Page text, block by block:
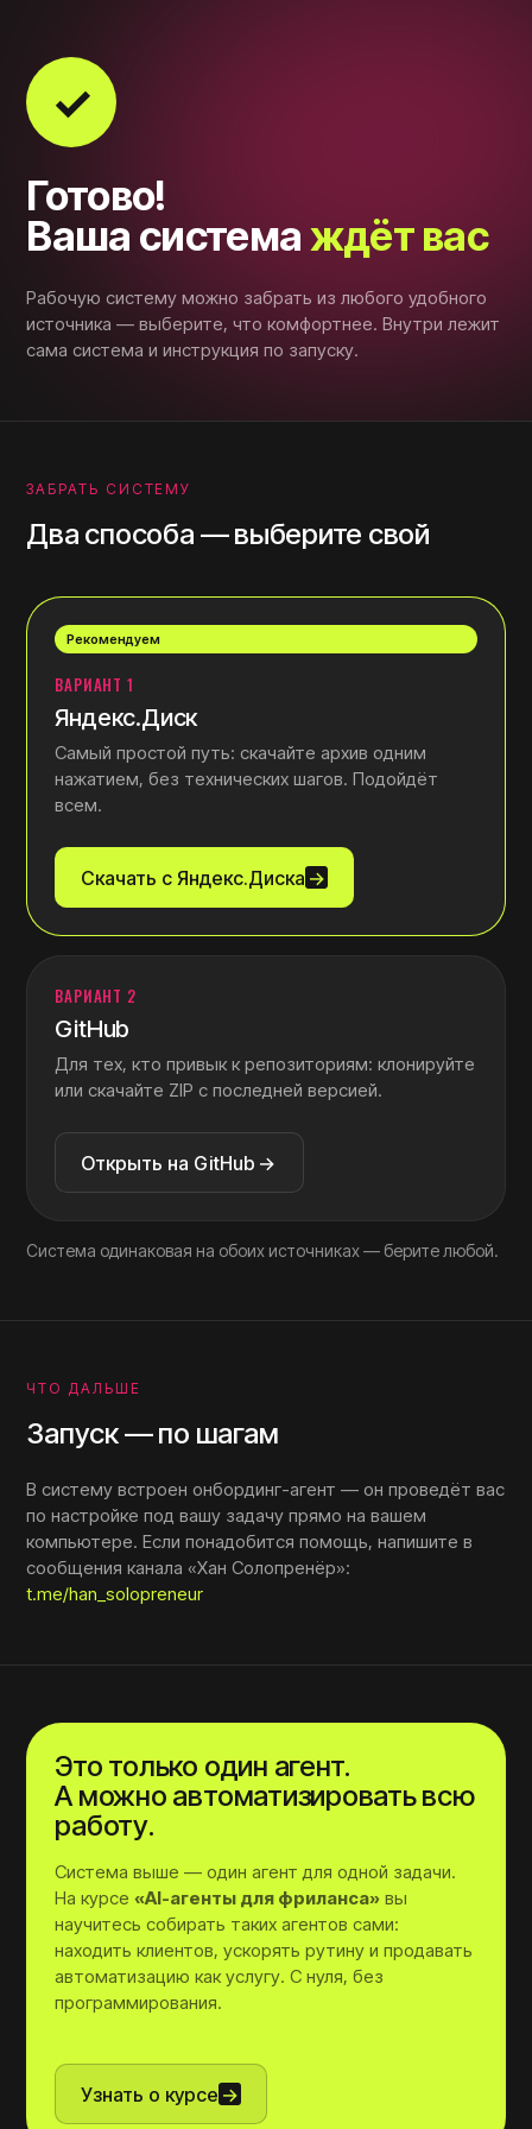
✓
Готово!
Ваша системаждёт вас
Рабочую систему можно забрать из любого удобного
источника — выберите, что комфортнее. Внутри лежит
сама система и инструкция по запуску.
ЗАБРАТЬ СИСТЕМУ
Два способа — выберите свой
Рекомендуем
ВАРИАНТ 1
Яндекс.Диск
Самый простой путь: скачайте архив одним
нажатием, без технических шагов. Подойдёт
всем.
Скачать с Яндекс.Диска →
ВАРИАНТ 2
GitHub
Для тех, кто привык к репозиториям: клонируйте
или скачайте ZIP с последней версией.
Открыть на GitHub →
Система одинаковая на обоих источниках — берите любой.
ЧТО ДАЛЬШЕ
Запуск — по шагам
В систему встроен онбординг-агент — он проведёт вас
по настройке под вашу задачу прямо на вашем
компьютере. Если понадобится помощь, напишите в
сообщения канала «Хан Солопренёр»:
t.me/han_solopreneur
Это только один агент.
А можно автоматизировать всю
работу.
Система выше — один агент для одной задачи.
На курсе«AI-агенты для фриланса» вы
научитесь собирать таких агентов сами:
находить клиентов, ускорять рутину и продавать
автоматизацию как услугу. С нуля, без
программирования.
Узнать о курсе →